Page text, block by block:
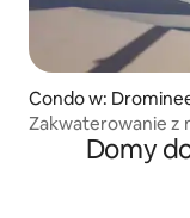
Condo w:
Zakwaterowanie z
posiłków w
Domy